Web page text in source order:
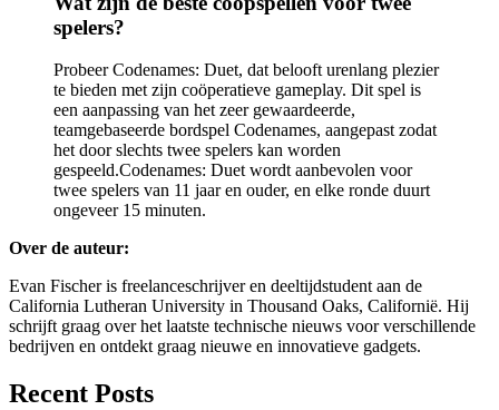
spelers?
Probeer Codenames: Duet, dat belooft urenlang plezier
te bieden met zijn coöperatieve gameplay. Dit spel is
een aanpassing van het zeer gewaardeerde,
teamgebaseerde bordspel Codenames, aangepast zodat
het door slechts twee spelers kan worden
gespeeld.Codenames: Duet wordt aanbevolen voor
twee spelers van 11 jaar en ouder, en elke ronde duurt
ongeveer 15 minuten.
Over de auteur:
Evan Fischer is freelanceschrijver en deeltijdstudent aan de
California Lutheran University in Thousand Oaks, Californië. Hij
schrijft graag over het laatste technische nieuws voor verschillende
bedrijven en ontdekt graag nieuwe en innovatieve gadgets.
Recent Posts